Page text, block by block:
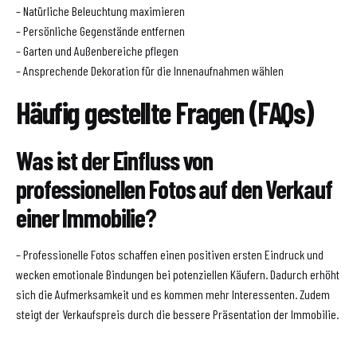
– Natürliche Beleuchtung maximieren
– Persönliche Gegenstände entfernen
– Garten und Außenbereiche pflegen
– Ansprechende Dekoration für die Innenaufnahmen wählen
Häufig gestellte Fragen (FAQs)
Was ist der Einfluss von
professionellen Fotos auf den Verkauf
einer Immobilie?
– Professionelle Fotos schaffen einen positiven ersten Eindruck und
wecken emotionale Bindungen bei potenziellen Käufern. Dadurch erhöht
sich die Aufmerksamkeit und es kommen mehr Interessenten. Zudem
steigt der Verkaufspreis durch die bessere Präsentation der Immobilie.